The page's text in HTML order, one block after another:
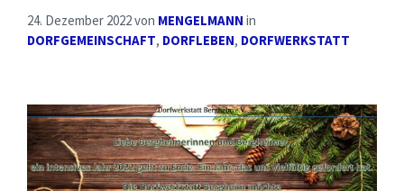
24. Dezember 2022von MENGELMANN in
DORFGEMEINSCHAFT, DORFLEBEN, DORFWERKSTATT